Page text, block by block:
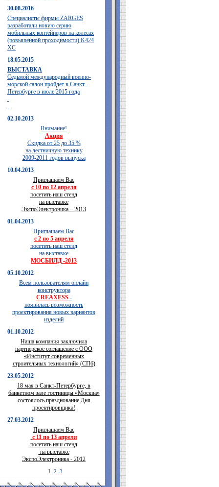
30.08.2016
Специалисты фирмы ZARGES
разработали новую серию
мобильных контейнеров на колесах
(повышенной проходимости) K424
XC
18.05.2015
ВЫСТАВКА
Седьмой международный военно-
морской салон пройдет в Санкт-
Петербурге в июле 2015 года
02.10.2013
Внимание!
Акция
Скидка от 25 до 35 %
на лестничную технику
2009-2011 годов выпуска
10.04.2013
Приглашаем Вас
с 10 по 12 апреля
посетить наш стенд
на выставке
ЭкспоЭлектроника – 2013
01.04.2013
Приглашаем Вас
с 2 по 5 апреля
посетить наш стенд
на выставке
МОСБИЛД -2013
05.10.2012
Всем пользователям онлайн
конструктора
CREAXESS-
появилась возможность
проектирования новых вариантов
изделий
01.10.2012
Наша компания заключила
партнерское соглашение с ООО
«Институт современных
строительных технологий» (СПб)
23.05.2012
18 мая в Санкт-Петербурге, в
банкетном зале гостиницы «Москва»
состоялось празднование Дня
проектировщика!
27.03.2012
Приглашаем Вас
с 11 по 13 апреля
посетить наш стенд
на выставке
ЭкспоЭлектроника - 2012
1 2 3